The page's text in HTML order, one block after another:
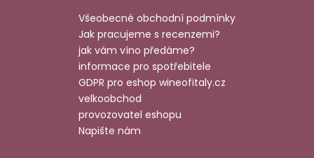
Všeobecné obchodní podmínky
Jak pracujeme s recenzemi?
jak vám víno předáme?
informace pro spotřebitele
GDPR pro eshop wineofitaly.cz
velkoobchod
provozovatel eshopu
Napište nám